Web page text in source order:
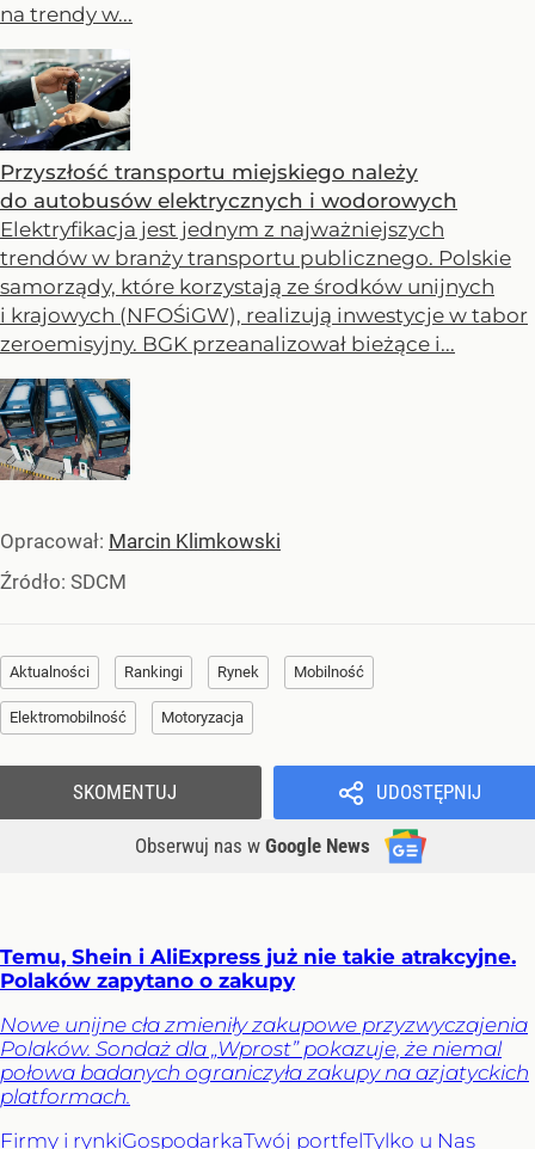
na trendy w...
Przyszłość transportu miejskiego należy
do autobusów elektrycznych i wodorowych
Elektryfikacja jest jednym z najważniejszych
trendów w branży transportu publicznego. Polskie
samorządy, które korzystają ze środków unijnych
i krajowych (NFOŚiGW), realizują inwestycje w tabor
zeroemisyjny. BGK przeanalizował bieżące i...
Opracował: Marcin Klimkowski
Źródło: SDCM
Aktualności Rankingi Rynek Mobilność
Elektromobilność Motoryzacja
UDOSTĘPNIJ
Obserwuj nas w Google News
SKOMENTUJ
Temu, Shein i AliExpress już nie takie atrakcyjne.
Polaków zapytano o zakupy
Nowe unijne cła zmieniły zakupowe przyzwyczajenia
Polaków. Sondaż dla „Wprost” pokazuje, że niemal
połowa badanych ograniczyła zakupy na azjatyckich
platformach.
Firmy i rynkiGospodarkaTwój portfelTylko u Nas